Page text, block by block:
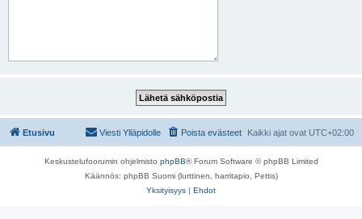
Etusivu Kaikki ajat ovat UTC+02:00
Poista evästeet
Viesti Ylläpidolle
Keskustelufoorumin ohjelmisto phpBB® Forum Software © phpBB Limited
Käännös: phpBB Suomi (lurttinen, harritapio, Pettis)
Yksityisyys | Ehdot